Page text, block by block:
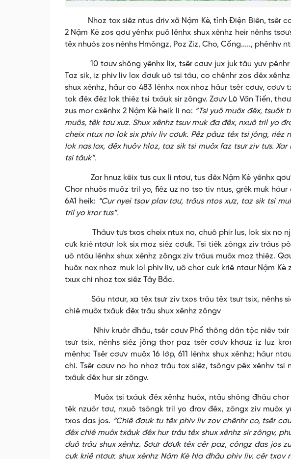
Nhoz tox siêz ntus đriv xã Nậm Kè, tỉnh Điện Biên, tsêr
2 Nậm Kè zos qơư yênhx puô lênhx shux xênhz heir nênhs
têx nhuôs zos nênhs Hmôngz, Poz Ziz, Cho, Cống....., phênhv
10 tơưv shông yênhx lix, tsêr cơưv jux juk tâu yưv pênhr
Taz sik, iz phiv liv lox đơưk uô tsi tâu, co chênhr zos đêx
shux xênhz, hâur co 483 lênhx nox nhoz hâur tsêr cơưv,
tok đêx đêz lok thiêz tsi txâuk sir zôngv. Zơưv Lò Văn Tiến,
zus mor cxênhx 2 Nậm Kè heik li no: “Tsi yuô muôx đêx, tsuôk
muôs, têk tơư xưz. Shux xênhz tsuv muk đa đêx, nxuô tril yo
cheix ntux no lok six phiv liv cơưk. Pêz pâuz têx tsi jông, riêz
lok nas lox, đêx huôv hloz, taz sik tsi muôx faz tsưr ziv tưs.
tsi tâuk”.
Zar hnuz kêix tưs cux li ntơư, tus đêx Nậm Kè yênhx qơư
Chor nhuôs muôz tril yo, fiêz uz no tso tiv ntus, grêk muk
6A1 heik: “Cur nyei tsav plav tơư, trâus ntos xưz, taz sik tsi
tril yo kror tưs”.
Thâuv tưs txos cheix ntux no, chuô phir lus, lok six no
cưk kriê ntơưr lok six moz siêz cơưk. Tsi tiêk zôngx ziv trâus
uô ntâu lênhx shux xênhz zôngx ziv trâus muôx moz thiêz.
huôx nox nhoz muk lol phiv liv, uô chor cưk kriê ntơưr Nậm
txux chi nhoz tox siêz Tây Bắc.
Sâu ntơưr, xa têx tsưr ziv txos trâu têx tsưr tsix, nênhs
chiê muôx txâuk đêx trâu shux xênhz zôngv
Nhiv kruôr đhâu, tsêr cơưv Phổ thông dân tộc niêv txir
tsưr tsix, nênhs siêz jông thor paz tsêr cơưv khơưz iz luz
mênhx: Tsêr cơưv muôx 16 lớp, 611 lênhx shux xênhz; hâur
chi. Tsêr cơưv no ho nhoz trâu tox siêz, tsôngv pêx xênhv tsi
txâuk đêx hur sir zôngv.
Muôx tsi txâuk đêx xênhz huôx, ntâu shông đhâu chor
têk nzuôr tơư, nxuô tsôngk tril yo đrav đêx, zôngx ziv muôx
txos đas jos. “Chiê đơưk tu têx phiv liv zov chênhr co, tsêr
đêx chiê muôx txâuk đêx hur trâu têx shux xênhz sir zôngv,
đuô trâu shux xênhz. Sơưr đơưk têx cêr paz, côngz đas jos
cưk kriê ntơưr, shux xênhz Nậm Kè hla đhâu phiv liv, cêr